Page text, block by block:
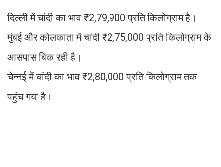
दिल्ली में चांदी का भाव ₹2,79,900 प्रति किलोग्राम है।
मुंबई और कोलकाता में चांदी ₹2,75,000 प्रति किलोग्राम के
आसपास बिक रही है।
चेन्नई में चांदी का भाव ₹2,80,000 प्रति किलोग्राम तक
पहुंच गया है।